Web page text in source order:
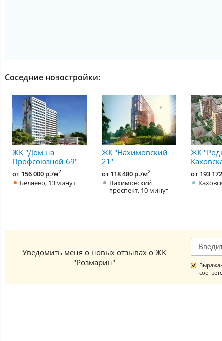
Соседние новостройки:
ЖК "Дом на
Профсоюзной 69"
от 156 000 р./м2
Беляево, 13 минут
ЖК "Нахимовский
21"
от 118 480 р./м2
Нахимовский
проспект, 10 минут
ЖК
от 193
Уведомить меня о новых отзывах о ЖК
"Розмарин"